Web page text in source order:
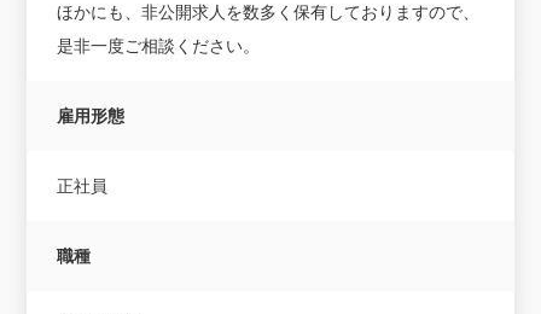
ほかにも、非公開求人を数多く保有しておりますので、
是非一度ご相談ください。
雇用形態
正社員
職種